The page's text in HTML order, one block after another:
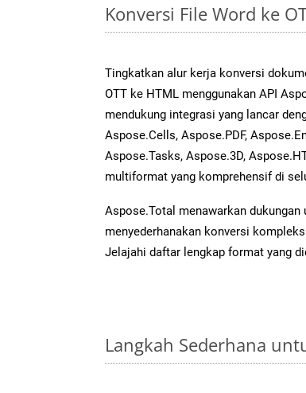
Konversi File Word ke
Tingkatkan alur kerja konversi
OTT ke HTML menggunakan API
mendukung integrasi yang lancar
Aspose.Cells, Aspose.PDF,
Aspose.Tasks, Aspose.3D,
multiformat yang komprehensif di
Aspose.Total menawarkan
menyederhanakan konversi
Jelajahi daftar lengkap format yang
Langkah Sederhana